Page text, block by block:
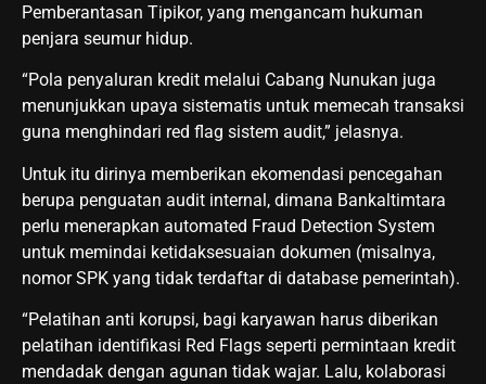
Pemberantasan Tipikor, yang mengancam hukuman
penjara seumur hidup.
“Pola penyaluran kredit melalui Cabang Nunukan juga
menunjukkan upaya sistematis untuk memecah transaksi
guna menghindari red flag sistem audit,” jelasnya.
Untuk itu dirinya memberikan ekomendasi pencegahan
berupa penguatan audit internal, dimana Bankaltimtara
perlu menerapkan automated Fraud Detection System
untuk memindai ketidaksesuaian dokumen (misalnya,
nomor SPK yang tidak terdaftar di database pemerintah).
“Pelatihan anti korupsi, bagi karyawan harus diberikan
pelatihan identifikasi Red Flags seperti permintaan kredit
mendadak dengan agunan tidak wajar. Lalu, kolaborasi